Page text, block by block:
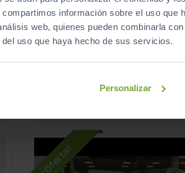
información sobre el uso que
web, quienes pueden combinarla
uso que haya hecho de sus servicios.
Personalizar
€
HYUNDAI KONA
HEV 1.6GDI 129CV DT MAXX
16.325